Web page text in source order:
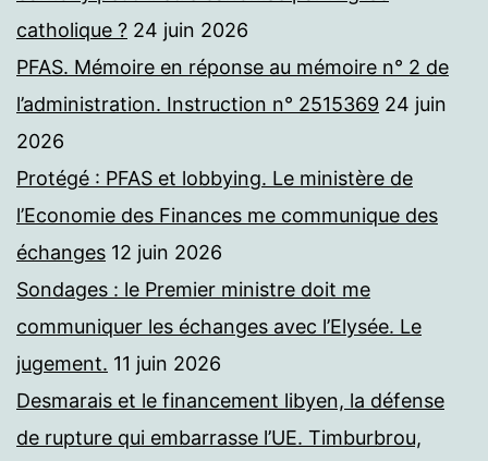
catholique ? 24 juin 2026
PFAS. Mémoire en réponse au mémoire n° 2 de
l’administration. Instruction n° 2515369 24 juin
2026
Protégé : PFAS et lobbying. Le ministère de
l’Economie des Finances me communique des
échanges 12 juin 2026
Sondages : le Premier ministre doit me
communiquer les échanges avec l’Elysée. Le
jugement. 11 juin 2026
Desmarais et le financement libyen, la défense
de rupture qui embarrasse l’UE. Timburbrou,